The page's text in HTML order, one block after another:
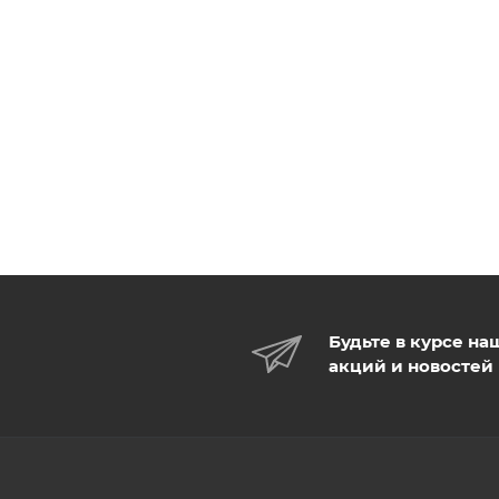
Будьте в курсе
акций и новостей